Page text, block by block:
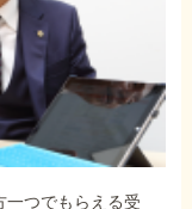
一つでもらえる受